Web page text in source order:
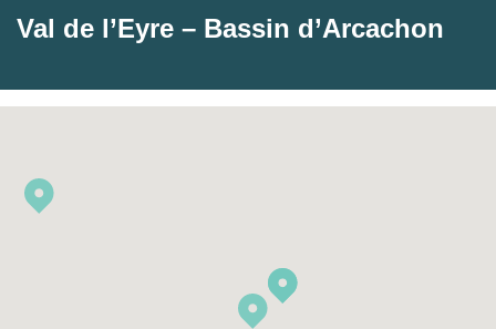
Val de l’Eyre – Bassin d’Arcachon